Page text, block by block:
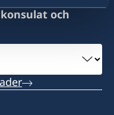
Konsulat
och